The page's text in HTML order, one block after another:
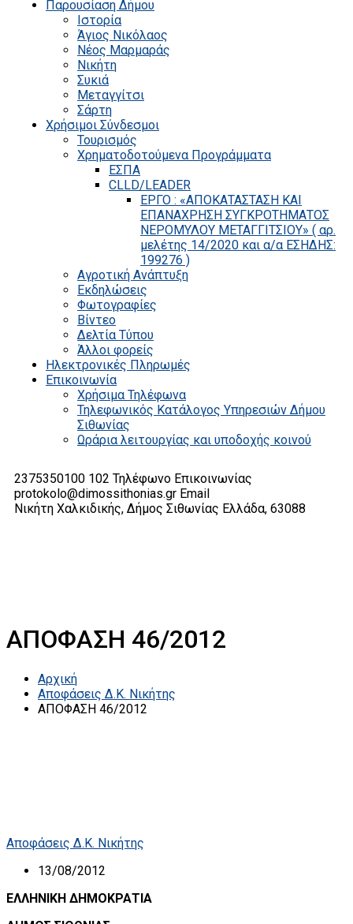
Παρουσίαση Δήμου
Ιστορία
Άγιος Νικόλαος
Νέος Μαρμαράς
Νικήτη
Συκιά
Μεταγγίτσι
Σάρτη
Χρήσιμοι Σύνδεσμοι
Τουρισμός
Χρηματοδοτούμενα Προγράμματα
ΕΣΠΑ
CLLD/LEADER
ΕΡΓΟ : «ΑΠΟΚΑΤΑΣΤΑΣΗ ΚΑΙ
ΕΠΑΝΑΧΡΗΣΗ ΣΥΓΚΡΟΤΗΜΑΤΟΣ
ΝΕΡΟΜΥΛΟΥ ΜΕΤΑΓΓΙΤΣΙΟΥ» ( αρ.
μελέτης 14/2020 και α/α ΕΣΗΔΗΣ:
199276 )
Αγροτική Ανάπτυξη
Εκδηλώσεις
Φωτογραφίες
Βίντεο
Δελτία Τύπου
Άλλοι φορείς
Ηλεκτρονικές Πληρωμές
Επικοινωνία
Χρήσιμα Τηλέφωνα
Τηλεφωνικός Κατάλογος Υπηρεσιών Δήμου
Σιθωνίας
Ωράρια λειτουργίας και υποδοχής κοινού
2375350100 102 Τηλέφωνο Επικοινωνίας
protokolo@dimossithonias.gr Email
Νικήτη Χαλκιδικής, Δήμος Σιθωνίας Ελλάδα, 63088
ΑΠΟΦΑΣΗ 46/2012
Αρχική
Αποφάσεις Δ.Κ. Νικήτης
ΑΠΟΦΑΣΗ 46/2012
Αποφάσεις Δ.Κ. Νικήτης
13/08/2012
ΕΛΛΗΝΙΚΗ ΔΗΜΟΚΡΑΤΙΑ